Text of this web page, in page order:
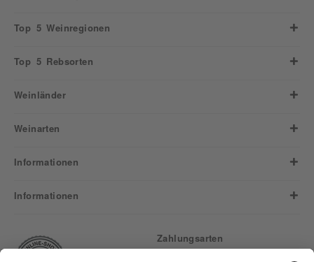
Top 5 Weinregionen
Top 5 Rebsorten
Weinländer
Weinarten
Informationen
Informationen
Zahlungsarten